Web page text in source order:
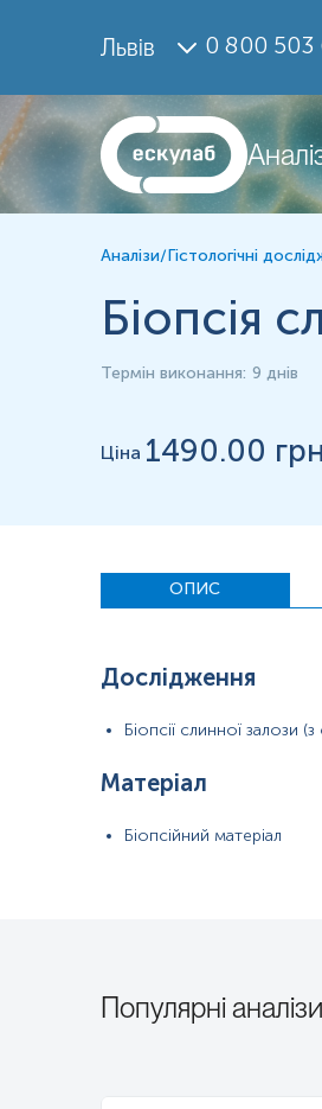
Львів 0 800 503
Біопсії слинної залози (з
Матеріал
Біопсійний матеріал
*Одиниці вимірювання, референтні
розчином
у
Застереження!Для проведення
Аналізи/Гістологічні
Біопсія
Термін виконання: 9 днів
Ціна 1490.00 грн
ОПИС
Дослідження
Біопсії слинної залози
Матеріал
Біопсійний матеріал
Популярні аналізи